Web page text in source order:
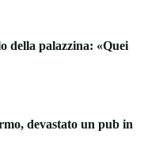
della palazzina: «Quei
devastato un pub in